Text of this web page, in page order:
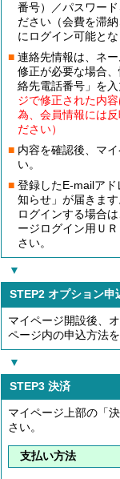
番号）／パスワー
ださい（会費を滞
にログイン可能とな
■ 連絡先情報は、ネー
修正が必要な場合
絡先電話番号」を
ジで修正された内
為、会員情報には
ださい）
■ 内容を確認後、マ
い。
■ 登録したE-mailア
知らせ」が届きま
ログインする場合
ージログイン用Ｕ
さい。
▼
STEP2 オプション申
マイページ開設後、
ページ内の申込方法
▼
STEP3 決済
マイページ上部の「
さい。
支払い方法